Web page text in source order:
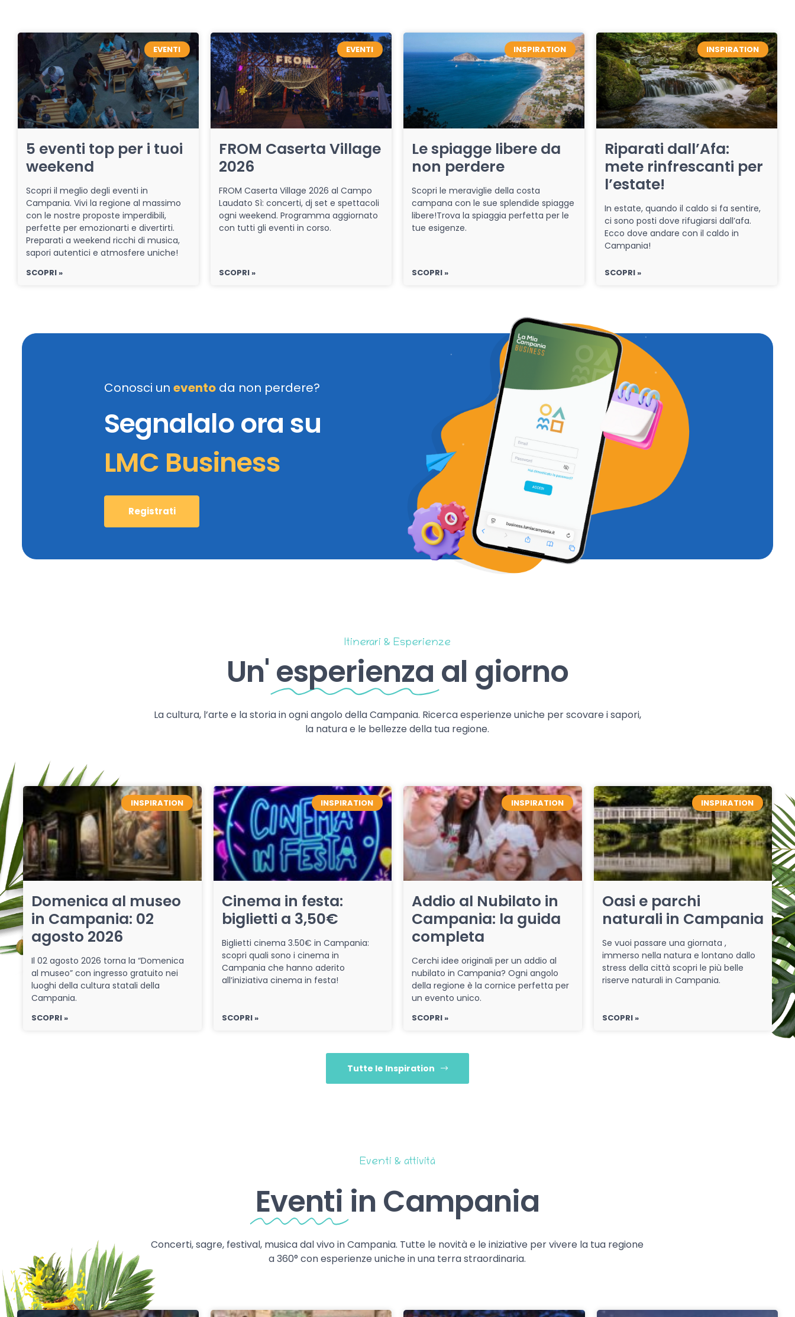
EVENTI
5 eventi top per i tuoi
weekend
Scopri il meglio degli eventi in
Campania. Vivi la regione al massimo
con le nostre proposte imperdibili,
perfette per emozionarti e divertirti.
Preparati a weekend ricchi di musica,
sapori autentici e atmosfere uniche!
SCOPRI »
EVENTI
FROM Caserta Village
2026
FROM Caserta Village 2026 al Campo
Laudato Sì: concerti, dj set e spettacoli
ogni weekend. Programma aggiornato
con tutti gli eventi in corso.
SCOPRI »
INSPIRATION
Le spiagge libere da
non perdere
Scopri le meraviglie della costa
campana con le sue splendide spiagge
libere!Trova la spiaggia perfetta per le
tue esigenze.
SCOPRI »
INSPIRATION
Riparati dall’Afa:
mete rinfrescanti per
l’estate!
In estate, quando il caldo si fa sentire,
ci sono posti dove rifugiarsi dall’afa.
Ecco dove andare con il caldo in
Campania!
SCOPRI »
Conosci un evento da non perdere?
Segnalalo ora su
LMC Business
Registrati
Itinerari & Esperienze
Un' esperienza al giorno
La cultura, l’arte e la storia in ogni angolo della Campania. Ricerca esperienze uniche per scovare i sapori,
la natura e le bellezze della tua regione.
INSPIRATION
Domenica al museo
in Campania: 02
agosto 2026
Il 02 agosto 2026 torna la “Domenica
al museo” con ingresso gratuito nei
luoghi della cultura statali della
Campania.
SCOPRI »
INSPIRATION
Cinema in festa:
biglietti a 3,50€
Biglietti cinema 3.50€ in Campania:
scopri quali sono i cinema in
Campania che hanno aderito
all’iniziativa cinema in festa!
SCOPRI »
INSPIRATION
Addio al Nubilato in
Campania: la guida
completa
Cerchi idee originali per un addio al
nubilato in Campania? Ogni angolo
della regione è la cornice perfetta per
un evento unico.
SCOPRI »
INSPIRATION
Oasi e parchi
naturali in Campania
Se vuoi passare una giornata ,
immerso nella natura e lontano dallo
stress della città scopri le più belle
riserve naturali in Campania.
SCOPRI »
Tutte le Inspiration
Eventi & attività
Eventi in Campania
Concerti, sagre, festival, musica dal vivo in Campania. Tutte le novità e le iniziative per vivere la tua regione
a 360° con esperienze uniche in una terra straordinaria.